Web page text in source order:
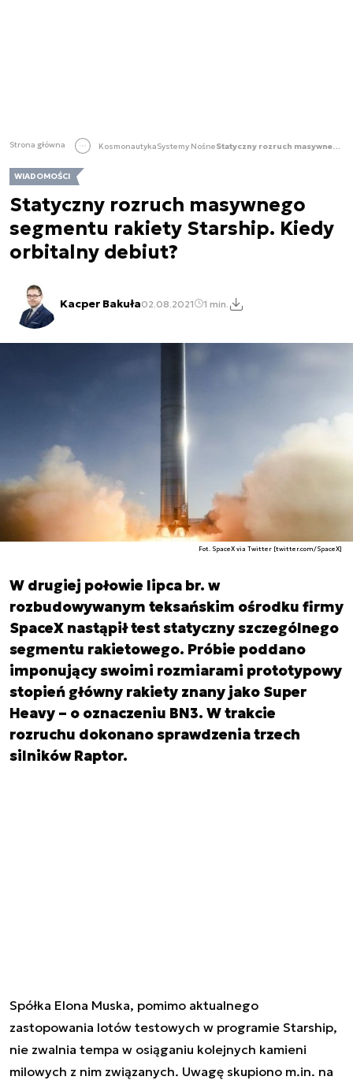
Strona główna KosmonautykaSystemy Nośne Statyczny rozruch masywnego segmentu rakiety Starship. Kiedy orbitalny debiut?
WIADOMOŚCI
Statyczny rozruch masywnego
segmentu rakiety Starship. Kiedy
orbitalny debiut?
Kacper Bakuła02.08.2021 1 min.
Fot. SpaceX via Twitter [twitter.com/SpaceX]
W drugiej połowie lipca br. w
rozbudowywanym teksańskim ośrodku firmy
SpaceX nastąpił test statyczny szczególnego
segmentu rakietowego. Próbie poddano
imponujący swoimi rozmiarami prototypowy
stopień główny rakiety znany jako Super
Heavy – o oznaczeniu BN3. W trakcie
rozruchu dokonano sprawdzenia trzech
silników Raptor.
Spółka Elona Muska, pomimo aktualnego
zastopowania lotów testowych w programie Starship,
nie zwalnia tempa w osiąganiu kolejnych kamieni
milowych z nim związanych. Uwagę skupiono m.in. na